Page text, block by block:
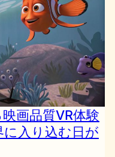
画品質VR体験
入り込む日が